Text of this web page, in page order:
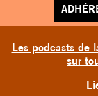
Les podcasts de
sur